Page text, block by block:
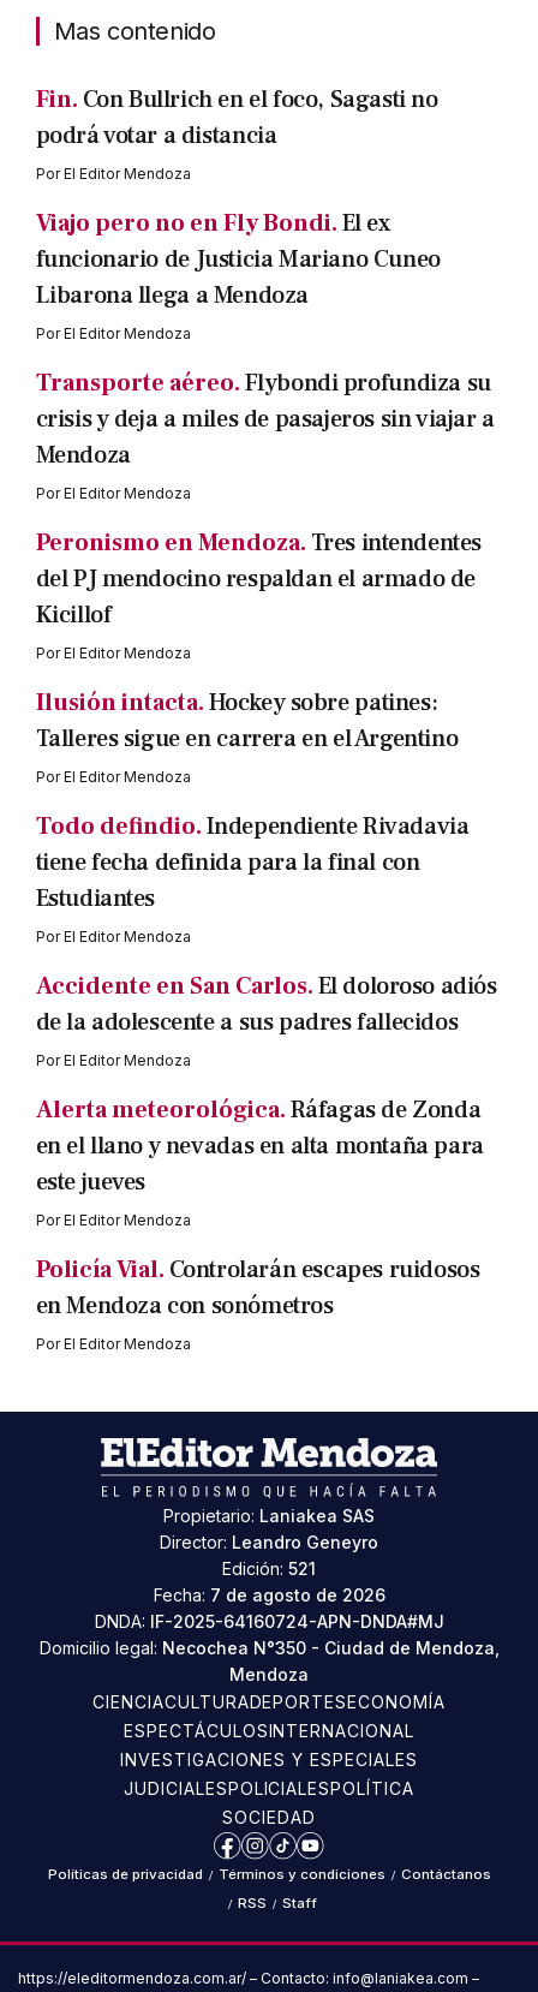
Mas contenido
Fin. Con Bullrich en el foco, Sagasti no
podrá votar a distancia
PorEl Editor Mendoza
Viajo pero no en Fly Bondi.El ex
funcionario de Justicia Mariano Cuneo
Libarona llega a Mendoza
PorEl Editor Mendoza
Transporte aéreo.Flybondi profundiza su
crisis y deja a miles de pasajeros sin viajar a
Mendoza
PorEl Editor Mendoza
Peronismo en Mendoza. Tres intendentes
del PJ mendocino respaldan el armado de
Kicillof
PorEl Editor Mendoza
Ilusión intacta.Hockey sobre patines:
Talleres sigue en carrera en el Argentino
PorEl Editor Mendoza
Todo defindio.Independiente Rivadavia
tiene fecha definida para la final con
Estudiantes
PorEl Editor Mendoza
Accidente en San Carlos.El doloroso adiós
de la adolescente a sus padres fallecidos
PorEl Editor Mendoza
Alerta meteorológica.Ráfagas de Zonda
en el llano y nevadas en alta montaña para
este jueves
PorEl Editor Mendoza
Policía Vial. Controlarán escapes ruidosos
en Mendoza con sonómetros
PorEl Editor Mendoza
Propietario: Laniakea SAS
Director: Leandro Geneyro
Edición: 521
Fecha: 7 de agosto de 2026
DNDA: IF-2025-64160724-APN-DNDA#MJ
Domicilio legal: Necochea N°350 - Ciudad de Mendoza,
Mendoza
CIENCIACULTURADEPORTESECONOMÍA
ESPECTÁCULOSINTERNACIONAL
INVESTIGACIONES Y ESPECIALES
JUDICIALESPOLICIALESPOLÍTICA
SOCIEDAD
Facebook
Instagram
TikTokYouTube
Políticas de privacidad / Términos y condiciones / Contáctanos
/ RSS / Staff
https://eleditormendoza.com.ar/ – Contacto: info@laniakea.com –